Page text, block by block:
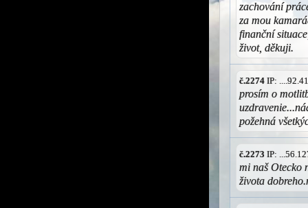
zachování
za mou
finanční
život, děkuji.
č.2274 IP:
prosím o
požehná
č.2273 IP:
mi naš Otecko
života